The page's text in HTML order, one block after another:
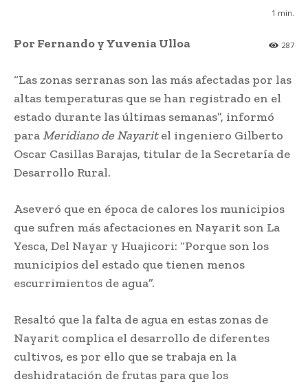
1 min.
287
Por Fernando y Yuvenia Ulloa
“Las zonas serranas son las más afectadas por las
altas temperaturas que se han registrado en el
estado durante las últimas semanas”, informó
para Meridiano de Nayaritel ingeniero Gilberto
Oscar Casillas Barajas, titular de la Secretaría de
Desarrollo Rural.
Aseveró que en época de calores los municipios
que sufren más afectaciones en Nayarit son La
Yesca, Del Nayar y Huajicori: “Porque son los
municipios del estado que tienen menos
escurrimientos de agua”.
Resaltó que la falta de agua en estas zonas de
Nayarit complica el desarrollo de diferentes
cultivos, es por ello que se trabaja en la
deshidratación de frutas para que los